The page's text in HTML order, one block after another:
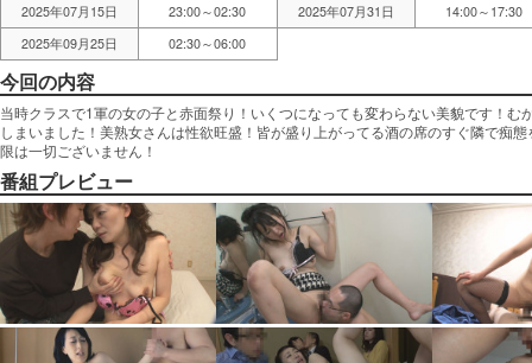
2025年07月15日
23:00～02:30 2025年07月31日
14:00～17:30
2025年09月25日
02:30～06:00
今回の内容
当時クラスで1軍の女の子と赤面祭り！いくつになっても変わらない美貌です！
しまいました！美熟女さんは性欲旺盛！皆が盛り上がってる酒の席のすぐ隣で痴
限は一切ございません！
番組プレビュー